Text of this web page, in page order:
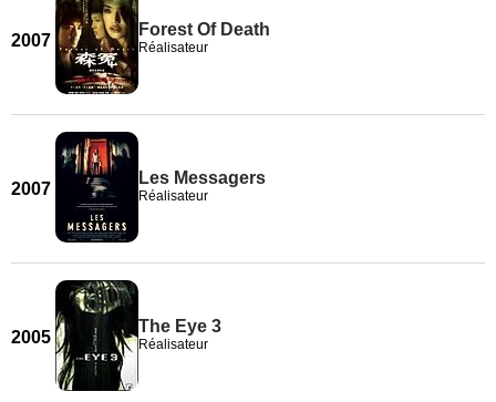
2007
Forest Of Death
Réalisateur
2007
Les Messagers
Réalisateur
2005
The Eye 3
Réalisateur